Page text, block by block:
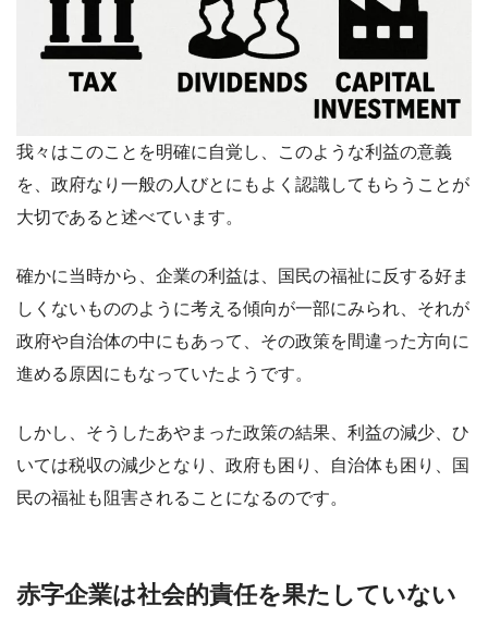
我々はこのことを明確に自覚し、このような利益の意義
を、政府なり一般の人びとにもよく認識してもらうことが
大切であると述べています。
確かに当時から、企業の利益は、国民の福祉に反する好ま
しくないもののように考える傾向が一部にみられ、それが
政府や自治体の中にもあって、その政策を間違った方向に
進める原因にもなっていたようです。
しかし、そうしたあやまった政策の結果、利益の減少、ひ
いては税収の減少となり、政府も困り、自治体も困り、国
民の福祉も阻害されることになるのです。
赤字企業は社会的責任を果たしていない